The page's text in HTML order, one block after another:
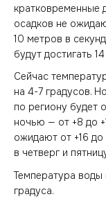
кратковременные
осадков не
10 метров в
будут достигать
Сейчас
на 4-7 градусов.
по региону будет
ночью — от +8 до
ожидают от +16 до
в четверг и
Температура воды
градуса.